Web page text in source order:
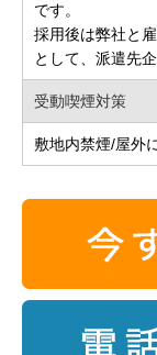
です。
採用後は弊社と
として、派遣先
受動喫煙対策
敷地内禁煙/屋外